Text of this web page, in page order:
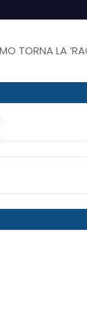
TORNA LA